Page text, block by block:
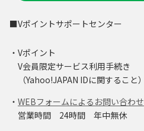
■Vポイントサポートセンター
・Vポイント
V会員限定サービス利用手続き
（Yahoo!JAPAN IDに関すること）
・ WEBフォームによるお問い合わせ
営業時間 24時間 年中無休